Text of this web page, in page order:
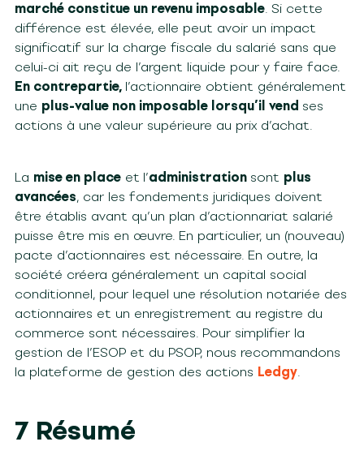
marché constitue un revenu imposable. Si cette
différence est élevée, elle peut avoir un impact
significatif sur la charge fiscale du salarié sans que
celui-ci ait reçu de l’argent liquide pour y faire face.
En contrepartie, l’actionnaire obtient généralement
une plus-value non imposable lorsqu’il vend ses
actions à une valeur supérieure au prix d’achat.
La mise en placeet l’administration sont plus
avancées, car les fondements juridiques doivent
être établis avant qu’un plan d’actionnariat salarié
puisse être mis en œuvre. En particulier, un (nouveau)
pacte d’actionnaires est nécessaire. En outre, la
société créera généralement un capital social
conditionnel, pour lequel une résolution notariée des
actionnaires et un enregistrement au registre du
commerce sont nécessaires. Pour simplifier la
gestion de l’ESOP et du PSOP, nous recommandons
la plateforme de gestion des actions Ledgy.
7 Résumé